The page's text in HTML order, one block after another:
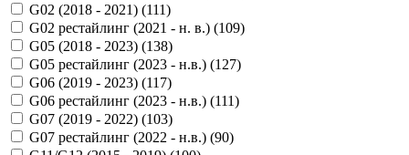
G02 (2018 - 2021) (111)
G02 рестайлинг (2021 - н. в.) (109)
G05 (2018 - 2023) (138)
G05 рестайлинг (2023 - н.в.) (127)
G06 (2019 - 2023) (117)
G06 рестайлинг (2023 - н.в.) (111)
G07 (2019 - 2022) (103)
G07 рестайлинг (2022 - н.в.) (90)